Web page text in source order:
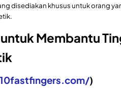
disediakan khusus untuk orang
Membantu
)